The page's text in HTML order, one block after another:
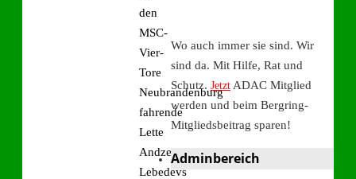
den
MSC-
Vier-
Tore
Neubrandenburg
fahrende
Lette
Andzejs
Lebedevs
Wo auch immer sie sind. Wir
sind da. Mit Hilfe, Rat und
Schutz. Jetzt ADAC Mitglied
werden und beim Bergring-
Mitgliedsbeitrag sparen!
Adminbereich